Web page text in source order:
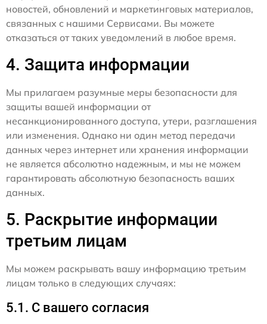
новостей, обновлений и маркетинговых материалов,
связанных с нашими Сервисами. Вы можете
отказаться от таких уведомлений в любое время.
4. Защита информации
Мы прилагаем разумные меры безопасности для
защиты вашей информации от
несанкционированного доступа, утери, разглашения
или изменения. Однако ни один метод передачи
данных через интернет или хранения информации
не является абсолютно надежным, и мы не можем
гарантировать абсолютную безопасность ваших
данных.
5. Раскрытие информации
третьим лицам
Мы можем раскрывать вашу информацию третьим
лицам только в следующих случаях:
5.1. С вашего согласия